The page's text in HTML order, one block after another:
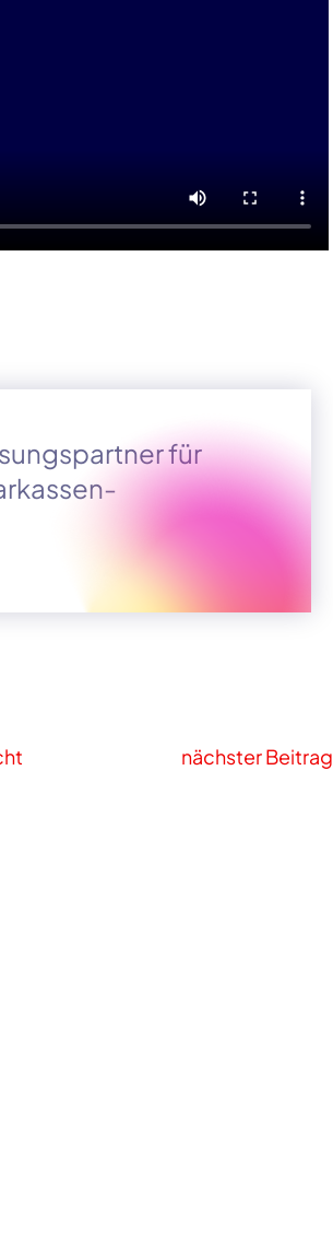
für
nächster Beitrag